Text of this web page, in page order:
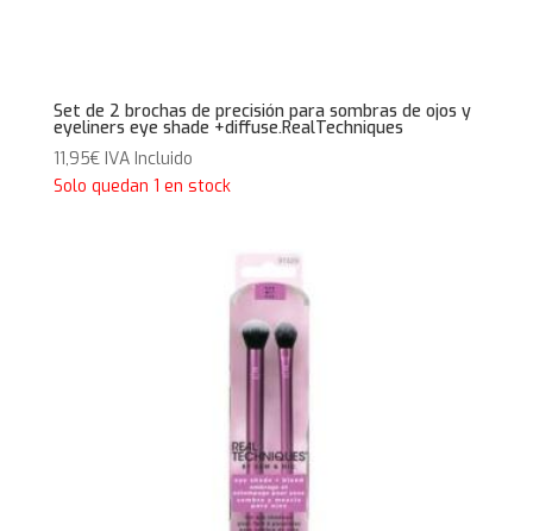
Set de 2 brochas de precisión para sombras de ojos y
eyeliners eye shade +diffuse.RealTechniques
11,95€ IVA Incluido
Solo quedan 1 en stock